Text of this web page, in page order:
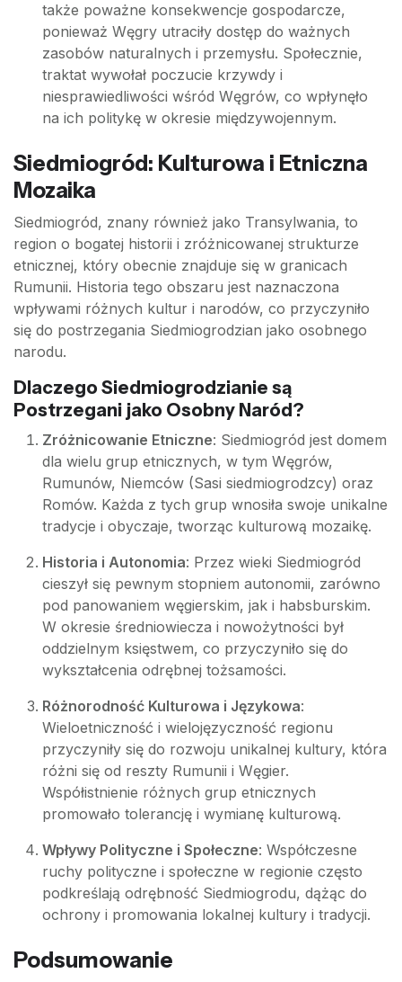
także poważne konsekwencje gospodarcze,
ponieważ Węgry utraciły dostęp do ważnych
zasobów naturalnych i przemysłu. Społecznie,
traktat wywołał poczucie krzywdy i
niesprawiedliwości wśród Węgrów, co wpłynęło
na ich politykę w okresie międzywojennym.
Siedmiogród: Kulturowa i Etniczna
Mozaika
Siedmiogród, znany również jako Transylwania, to
region o bogatej historii i zróżnicowanej strukturze
etnicznej, który obecnie znajduje się w granicach
Rumunii. Historia tego obszaru jest naznaczona
wpływami różnych kultur i narodów, co przyczyniło
się do postrzegania Siedmiogrodzian jako osobnego
narodu.
Dlaczego Siedmiogrodzianie są
Postrzegani jako Osobny Naród?
Zróżnicowanie Etniczne: Siedmiogród jest domem
dla wielu grup etnicznych, w tym Węgrów,
Rumunów, Niemców (Sasi siedmiogrodzcy) oraz
Romów. Każda z tych grup wnosiła swoje unikalne
tradycje i obyczaje, tworząc kulturową mozaikę.
Historia i Autonomia: Przez wieki Siedmiogród
cieszył się pewnym stopniem autonomii, zarówno
pod panowaniem węgierskim, jak i habsburskim.
W okresie średniowiecza i nowożytności był
oddzielnym księstwem, co przyczyniło się do
wykształcenia odrębnej tożsamości.
Różnorodność Kulturowa i Językowa:
Wieloetniczność i wielojęzyczność regionu
przyczyniły się do rozwoju unikalnej kultury, która
różni się od reszty Rumunii i Węgier.
Współistnienie różnych grup etnicznych
promowało tolerancję i wymianę kulturową.
Wpływy Polityczne i Społeczne: Współczesne
ruchy polityczne i społeczne w regionie często
podkreślają odrębność Siedmiogrodu, dążąc do
ochrony i promowania lokalnej kultury i tradycji.
Podsumowanie